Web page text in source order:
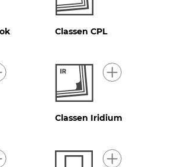
Classen CPL
Classen Iridium